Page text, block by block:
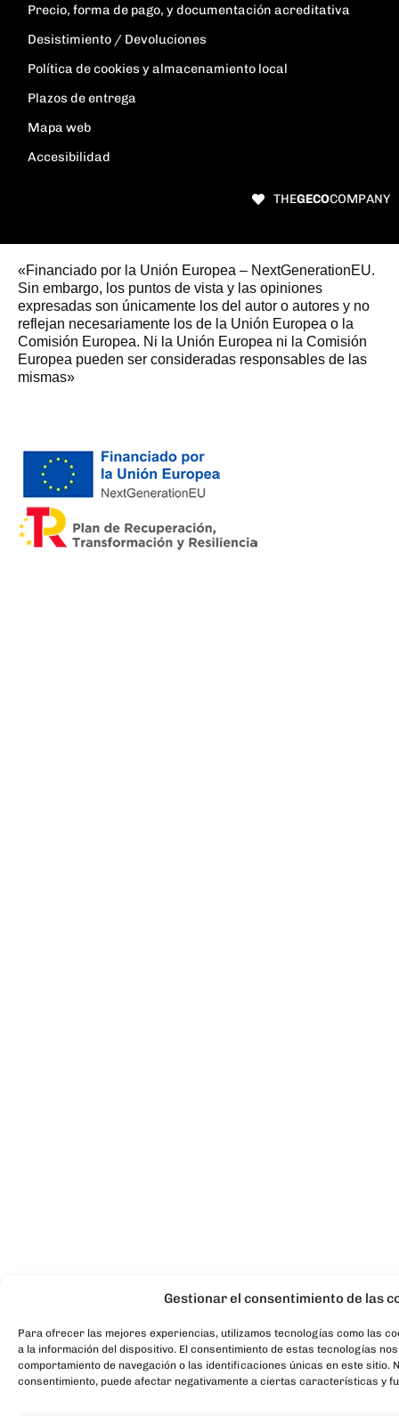
Gestionar el consentimiento de las
Para ofrecer las mejores experiencias, utilizamos tecnologías como las
a la información del dispositivo. El consentimiento de estas tecnologías
comportamiento de navegación o las identificaciones únicas en este sitio.
consentimiento, puede afectar negativamente a ciertas características y
Precio, forma de pago, y documentación acreditativa
Desistimiento / Devoluciones
Política de cookies y almacenamiento local
Plazos de entrega
Mapa web
Accesibilidad
THEGECOCOMPANY
«Financiado por la Unión Europea – NextGenerationEU.
Sin embargo, los puntos de vista y las opiniones
expresadas son únicamente los del autor o autores y no
reflejan necesariamente los de la Unión Europea o la
Comisión Europea. Ni la Unión Europea ni la Comisión
Europea pueden ser consideradas responsables de las
mismas»